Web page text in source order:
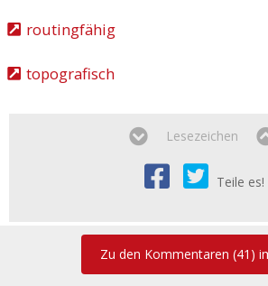
routingfähig
topografisch
Lesezeichen
Teile es!